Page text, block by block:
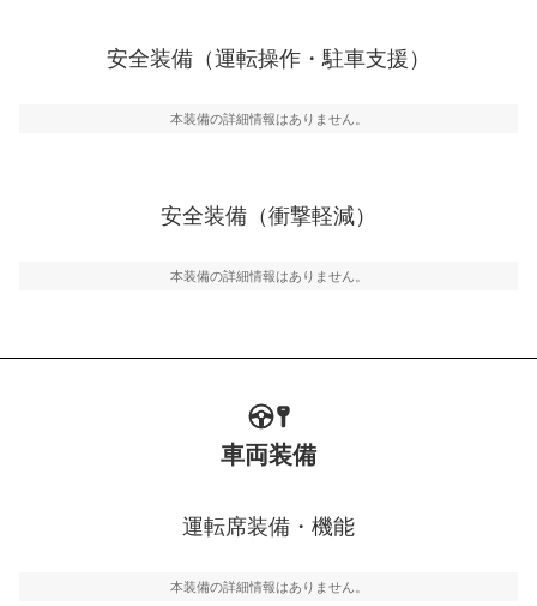
運転・駐車支援
グ・アシストやサイドブラインドモニターなどが装備さ
万が一車体が衝撃を受けたときに、運転者・同乗者を守
るSRSエアバッグシステム、プリテンショナーシートベ
安全装備（運転操作・駐車支援）
本装備の詳細情報はありません。
安全装備（衝撃軽減）
本装備の詳細情報はありません。
車両装備
運転席装備・機能
本装備の詳細情報はありません。